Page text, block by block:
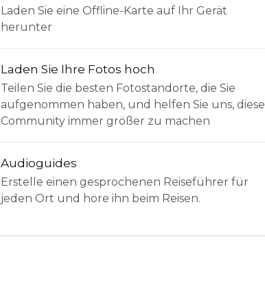
Laden Sie eine Offline-Karte auf Ihr Gerät
herunter
Laden Sie Ihre Fotos hoch
Teilen Sie die besten Fotostandorte, die Sie
aufgenommen haben, und helfen Sie uns, diese
Community immer größer zu machen
Audioguides
Erstelle einen gesprochenen Reiseführer für
jeden Ort und höre ihn beim Reisen.